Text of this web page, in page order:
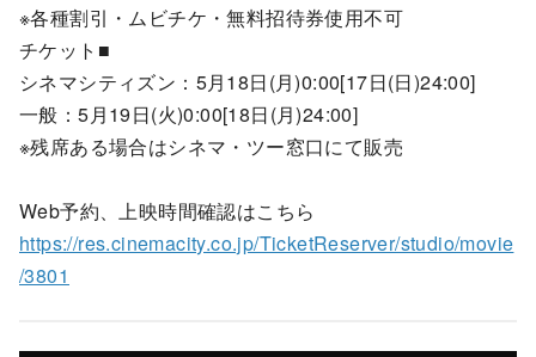
※各種割引・ムビチケ・無料招待券使用不可
チケット■
シネマシティズン：5月18日(月)0:00[17日(日)24:00]
一般：5月19日(火)0:00[18日(月)24:00]
※残席ある場合はシネマ・ツー窓口にて販売
Web予約、上映時間確認はこちら
https://res.cinemacity.co.jp/TicketReserver/studio/movie
/3801